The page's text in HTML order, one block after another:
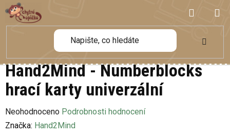
Přejít
na
obsah
KOŠÍK
Hand2Mind - Numberblocks
hrací karty univerzální
Průměrné
hodnocení
Neohodnoceno Podrobnosti hodnocení
Značka: Hand2Mind